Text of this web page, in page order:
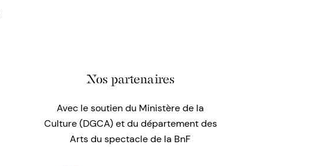
Nos partenaires
Avec le soutien du Ministère de la
Culture (DGCA) et du département des
Arts du spectacle de la BnF